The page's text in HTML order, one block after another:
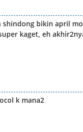
bikin april
kaget, eh
k mana2